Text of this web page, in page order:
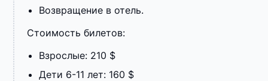
Возвращение в отель.
Стоимость билетов:
Взрослые: 210 $
Дети 6-11 лет: 160 $